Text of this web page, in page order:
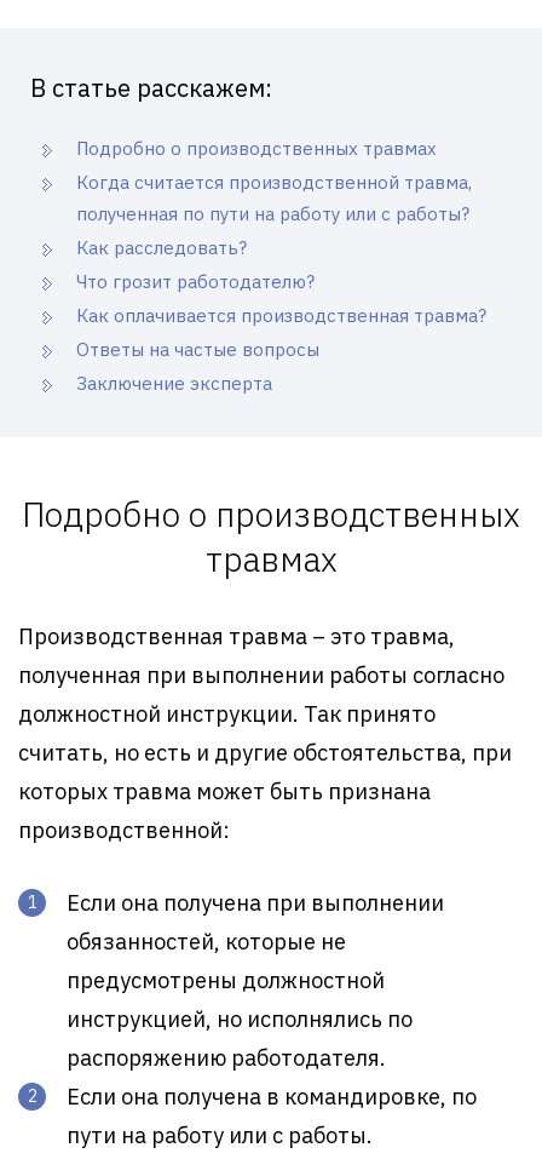
В статье расскажем:
Подробно о производственных травмах
Когда считается производственной травма,
полученная по пути на работу или с работы?
Как расследовать?
Что грозит работодателю?
Как оплачивается производственная травма?
Ответы на частые вопросы
Заключение эксперта
Подробно о производственных
травмах
Производственная травма – это травма,
полученная при выполнении работы согласно
должностной инструкции. Так принято
считать, но есть и другие обстоятельства, при
которых травма может быть признана
производственной:
Если она получена при выполнении
обязанностей, которые не
предусмотрены должностной
инструкцией, но исполнялись по
распоряжению работодателя.
Если она получена в командировке, по
пути на работу или с работы.